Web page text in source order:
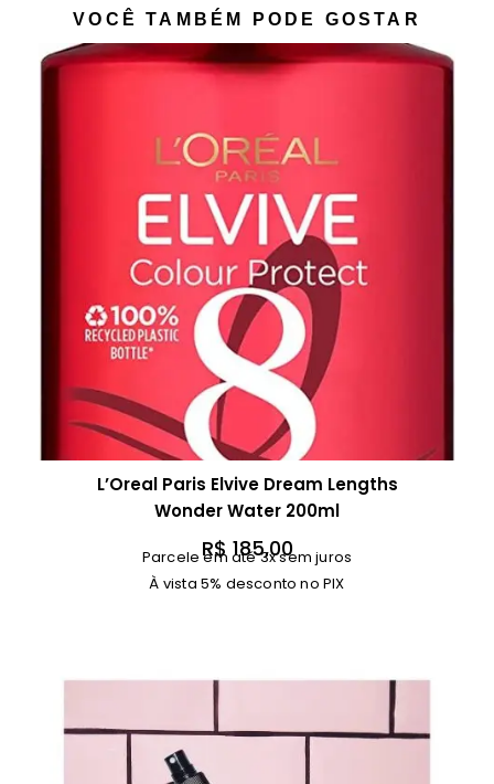
VOCÊ TAMBÉM PODE GOSTAR
L’Oreal Paris Elvive Dream Lengths
Wonder Water 200ml
R$185,00
Parcele em até 3x sem juros
À vista 5% desconto no PIX